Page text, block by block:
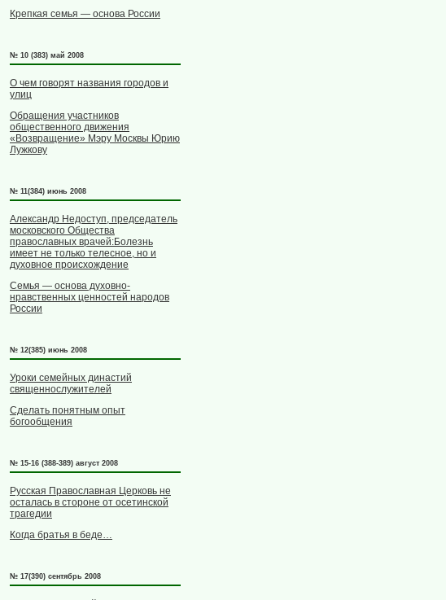
Крепкая семья — основа России
№ 10 (383) май 2008
О чем говорят названия городов и
улиц
Обращения участников
общественного движения
«Возвращение» Мэру Москвы Юрию
Лужкову
№ 11(384) июнь 2008
Александр Недоступ, председатель
московского Общества
православных врачей:Болезнь
имеет не только телесное, но и
духовное происхождение
Семья — основа духовно-
нравственных ценностей народов
России
№ 12(385) июнь 2008
Уроки семейных династий
священнослужителей
Сделать понятным опыт
богообщения
№ 15-16 (388-389) август 2008
Русская Православная Церковь не
осталась в стороне от осетинской
трагедии
Когда братья в беде…
№ 17(390) сентябрь 2008